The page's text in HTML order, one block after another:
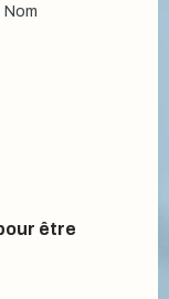
Nom
être